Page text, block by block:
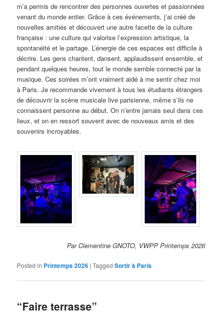
m’a permis de rencontrer des personnes ouvertes et passionnées
venant du monde entier. Grâce à ces événements, j’ai créé de
nouvelles amitiés et découvert une autre facette de la culture
française : une culture qui valorise l’expression artistique, la
spontanéité et le partage. L’énergie de ces espaces est difficile à
décrire. Les gens chantent, dansent, applaudissent ensemble, et
pendant quelques heures, tout le monde semble connecté par la
musique. Ces soirées m’ont vraiment aidé à me sentir chez moi
à Paris. Je recommande vivement à tous les étudiants étrangers
de découvrir la scène musicale live parisienne, même s’ils ne
connaissent personne au début. On n’entre jamais seul dans ces
lieux, et on en ressort souvent avec de nouveaux amis et des
souvenirs incroyables.
Par Clementine GNOTO, VWPP Printemps 2026
Posted in Printemps 2026 |Tagged Sortir à Paris
“Faire terrasse”